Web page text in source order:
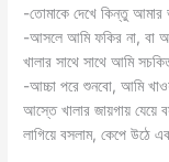
-তোমাকে দেখে কিন্তু আমার
-আসলে আমি ফকির না, বা
খালার সাথে সাথে আমি
-আচ্চা পরে শুনবো, আমি
আস্তে খালার জায়গায় যেয়ে
লাগিয়ে বসলাম, কেপে উঠে